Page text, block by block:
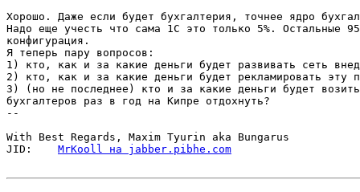
Хорошо. Даже если будет бухгалтерия, точнее ядро
Надо еще учесть что сама 1С это только 5%. Остальные
конфигурация.
Я теперь пару вопросов:
1) кто, как и за какие деньги будет развивать сеть
2) кто, как и за какие деньги будет рекламировать эту
3) (но не последнее) кто и за какие деньги будет
бухгалтеров раз в год на Кипре отдохнуть?
--
With Best Regards, Maxim Tyurin aka Bungarus
MrKooll на jabber.pibhe.com